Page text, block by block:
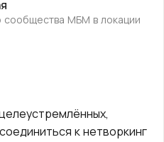
сообщества МБМ в локации
к нетворкинг